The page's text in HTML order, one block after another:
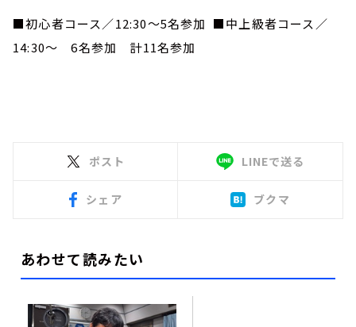
■初心者コース／12:30～5名参加 ■中上級者コース／
14:30～ 6名参加 計11名参加
ポスト LINEで送る
シェア ブクマ
あわせて読みたい